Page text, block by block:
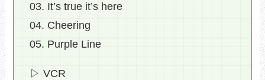
03. It’s true it’s here
04. Cheering
05. Purple Line
▷ VCR